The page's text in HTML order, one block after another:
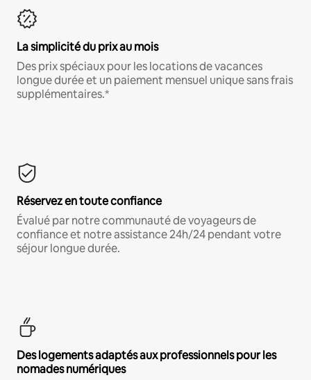
La simplicité du prix au mois
Des prix spéciaux pour les locations de vacances
longue durée et un paiement mensuel unique sans frais
supplémentaires.*
Réservez en toute confiance
Évalué par notre communauté de voyageurs de
confiance et notre assistance 24h/24 pendant votre
séjour longue durée.
Des logements adaptés aux professionnels pour les
nomades numériques